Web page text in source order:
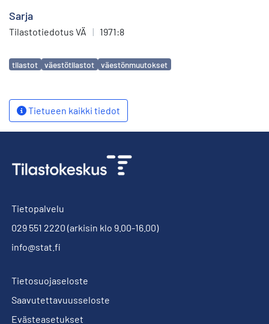
Sarja
Tilastotiedotus VÄ | 1971:8
Avainsanat
tilastot väestötilastot väestönmuutokset
Tietueen kaikki tiedot
Tietopalvelu
029 551 2220 (arkisin klo 9.00-16.00)
info@stat.fi
Tietosuojaseloste
Saavutettavuusseloste
Evästeasetukset